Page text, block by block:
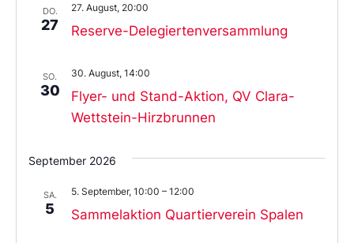
DO.
27 Reserve-Delegiertenversammlung
27. August, 20:00
SO.
30
Flyer- und Stand-Aktion, QV Clara-
Wettstein-Hirzbrunnen
30. August, 14:00
September 2026
SA.
5 Sammelaktion Quartierverein Spalen
5. September, 10:00 – 12:00